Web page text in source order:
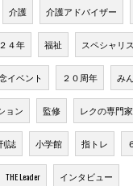
介護 介護アドバイザー
４年 福祉 スペシャリ
イベント ２０周年 み
ョン 監修 レクの専門家
誌 小学館 指トレ
THE Leader インタビュー